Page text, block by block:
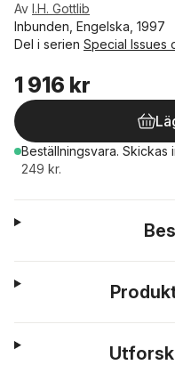
Av I.H. Gottlib
Inbunden, Engelska, 1997
Del i serien Special Issues
1 916 kr
Beställningsvara. Skickas
249 kr.